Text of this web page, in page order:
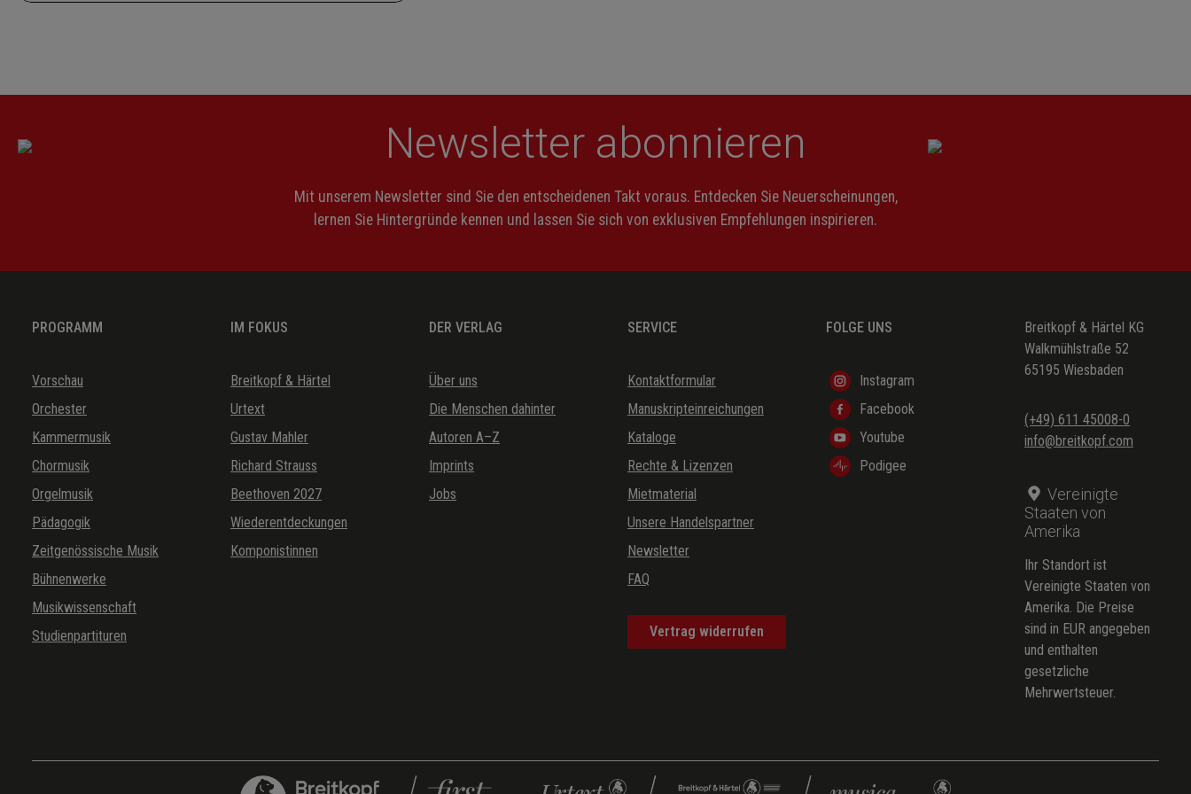
Newsletter abonnieren
Mit unserem Newsletter sind Sie den entscheidenen Takt voraus. Entdecken Sie Neuerscheinungen,
lernen Sie Hintergründe kennen und lassen Sie sich von exklusiven Empfehlungen inspirieren.
PROGRAMM
Vorschau
Orchester
Kammermusik
Chormusik
Orgelmusik
Pädagogik
Zeitgenössische Musik
Bühnenwerke
Musikwissenschaft
Studienpartituren
IM FOKUS
Breitkopf & Härtel
Urtext
Gustav Mahler
Richard Strauss
Beethoven 2027
Wiederentdeckungen
Komponistinnen
DER VERLAG
Über uns
Die Menschen dahinter
Autoren A–Z
Imprints
Jobs
SERVICE
Kontaktformular
Manuskripteinreichungen
Kataloge
Rechte & Lizenzen
Mietmaterial
Unsere Handelspartner
Newsletter
FAQ
Vertrag widerrufen
FOLGE UNS
Instagram
Facebook
Youtube
Podigee
Breitkopf & Härtel KG
Walkmühlstraße 52
65195 Wiesbaden
(+49) 611 45008-0
info@breitkopf.com
Vereinigte
Staaten von
Amerika
Ihr Standort ist
Vereinigte Staaten von
Amerika. Die Preise
sind in EUR angegeben
und enthalten
gesetzliche
Mehrwertsteuer.